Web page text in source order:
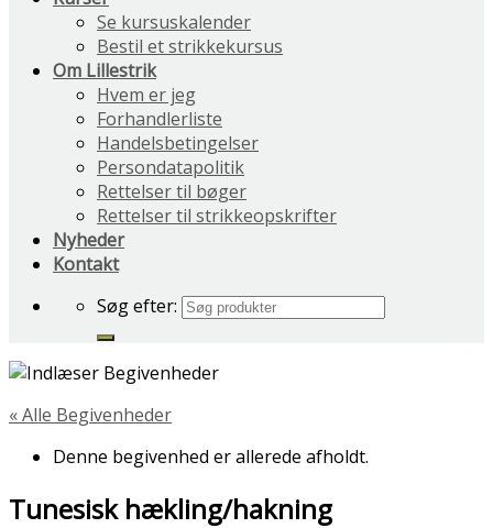
Se kursuskalender
Bestil et strikkekursus
Om Lillestrik
Hvem er jeg
Forhandlerliste
Handelsbetingelser
Persondatapolitik
Rettelser til bøger
Rettelser til strikkeopskrifter
Nyheder
Kontakt
Søg efter:
« Alle Begivenheder
Denne begivenhed er allerede afholdt.
Tunesisk hækling/hakning